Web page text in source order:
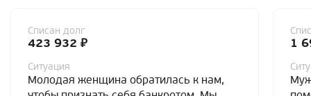
Списан долг
423 932 ₽
Ситуация
Молодая женщина обратилась к нам,
1